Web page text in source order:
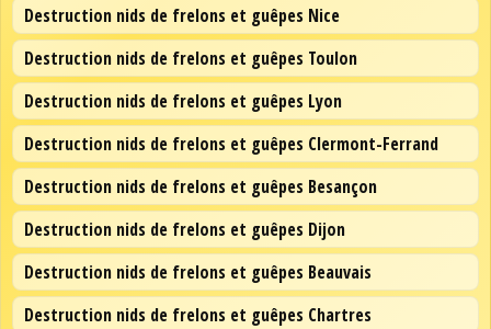
Destruction nids de frelons et guêpes Nice
Destruction nids de frelons et guêpes Toulon
Destruction nids de frelons et guêpes Lyon
Destruction nids de frelons et guêpes Clermont-Ferrand
Destruction nids de frelons et guêpes Besançon
Destruction nids de frelons et guêpes Dijon
Destruction nids de frelons et guêpes Beauvais
Destruction nids de frelons et guêpes Chartres